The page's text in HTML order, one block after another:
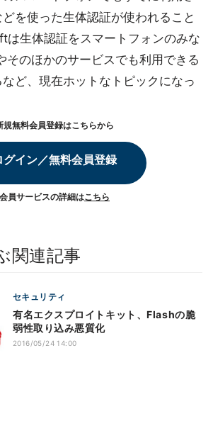
を使った生体認証が使われること
は生体認証をスマートフォンのみな
そのほかのサービスでも利用できる
ど、現在ホットなトピックになっ
規無料会員登録はこちらから
グイン／無料会員登録
会員サービスの詳細はこちら
関連記事
セキュリティ
有名エクスプロイトキット、Flashの脆
弱性取り込み悪質化
2016/05/24 14:00